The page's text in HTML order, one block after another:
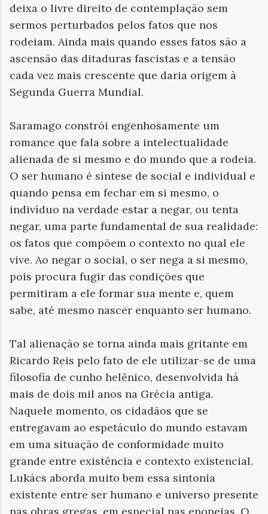
deixa o livre direito de contemplação sem
sermos perturbados pelos fatos que nos
rodeiam. Ainda mais quando esses fatos são a
ascensão das ditaduras fascistas e a tensão
cada vez mais crescente que daria origem à
Segunda Guerra Mundial.
Saramago constrói engenhosamente um
romance que fala sobre a intelectualidade
alienada de si mesmo e do mundo que a rodeia.
O ser humano é síntese de social e individual e
quando pensa em fechar em si mesmo, o
indivíduo na verdade estar a negar, ou tenta
negar, uma parte fundamental de sua realidade:
os fatos que compõem o contexto no qual ele
vive. Ao negar o social, o ser nega a si mesmo,
pois procura fugir das condições que
permitiram a ele formar sua mente e, quem
sabe, até mesmo nascer enquanto ser humano.
Tal alienação se torna ainda mais gritante em
Ricardo Reis pelo fato de ele utilizar-se de uma
filosofia de cunho helênico, desenvolvida há
mais de dois mil anos na Grécia antiga.
Naquele momento, os cidadãos que se
entregavam ao espetáculo do mundo estavam
em uma situação de conformidade muito
grande entre existência e contexto existencial.
Lukács aborda muito bem essa sintonia
existente entre ser humano e universo presente
nas obras gregas, em especial nas epopeias. O